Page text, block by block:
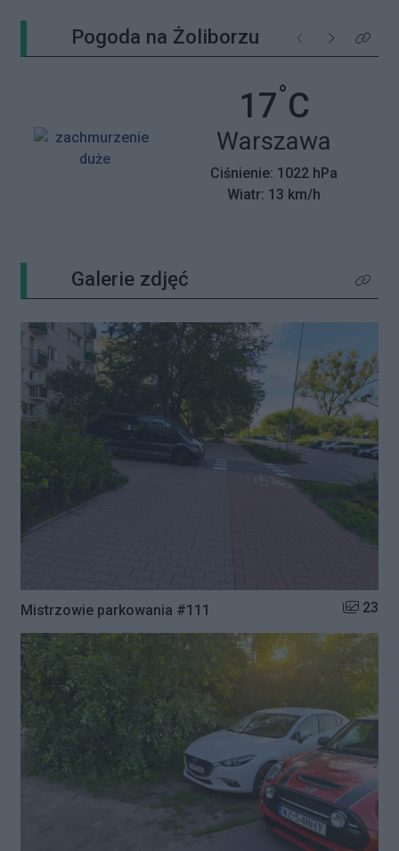
Pogoda na Żoliborzu Poprzednie
NastępneKliknij
17°C
Miasto:
Warszawa
Ciśnienie: 1022 hPa
Wiatr: 13 km/h
Galerie zdjęć Kliknij
Mistrzowie parkowania #111 Liczba
23